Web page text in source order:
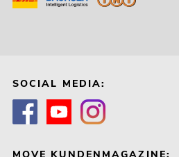
SOCIAL MEDIA:
MOVE KUNDENMAGAZINE: